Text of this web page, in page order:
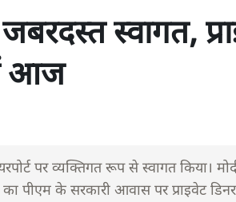
स्वागत,
आज
पर व्यक्तिगत रूप से स्वागत किया।
का पीएम के सरकारी आवास पर प्राइवेट